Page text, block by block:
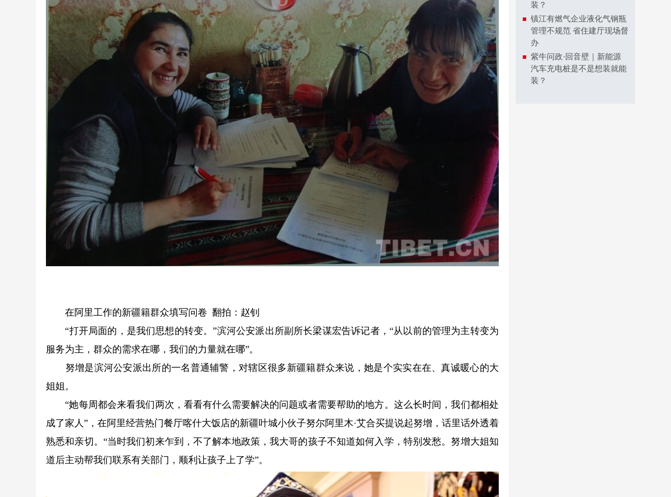
在阿里工作的新疆籍群众填写问卷 翻拍：赵钊
“打开局面的，是我们思想的转变。”滨河公安派出所副所长梁谋宏告诉记者，“从以前的管理为主转变为
服务为主，群众的需求在哪，我们的力量就在哪”。
努增是滨河公安派出所的一名普通辅警，对辖区很多新疆籍群众来说，她是个实实在在、真诚暖心的大
姐姐。
“她每周都会来看我们两次，看看有什么需要解决的问题或者需要帮助的地方。这么长时间，我们都相处
成了家人”，在阿里经营热门餐厅喀什大饭店的新疆叶城小伙子努尔阿里木·艾合买提说起努增，话里话外透着
熟悉和亲切。“当时我们初来乍到，不了解本地政策，我大哥的孩子不知道如何入学，特别发愁。努增大姐知
道后主动帮我们联系有关部门，顺利让孩子上了学”。
装？
镇江有燃气企业液化气钢瓶
管理不规范 省住建厅现场督
办
紫牛问政·回音壁｜新能源
汽车充电桩是不是想装就能
装？